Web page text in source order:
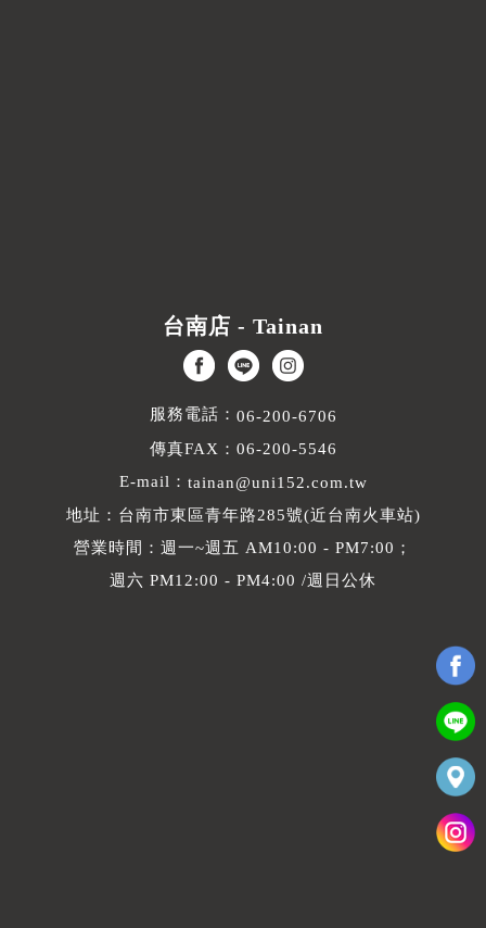
台南店 - Tainan
服務電話： 06-200-6706
傳真FAX：06-200-5546
E-mail： tainan@uni152.com.tw
地址：台南市東區青年路285號(近台南火車站)
營業時間：週一~週五 AM10:00 - PM7:00；
週六 PM12:00 - PM4:00 /週日公休